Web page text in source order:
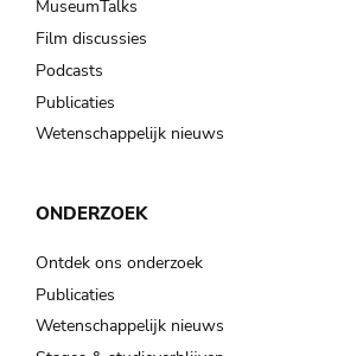
MuseumTalks
Film discussies
Podcasts
Publicaties
Wetenschappelijk nieuws
ONDERZOEK
Ontdek ons onderzoek
Publicaties
Wetenschappelijk nieuws